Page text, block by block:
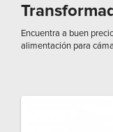
Encuentra a buen
alimentación para